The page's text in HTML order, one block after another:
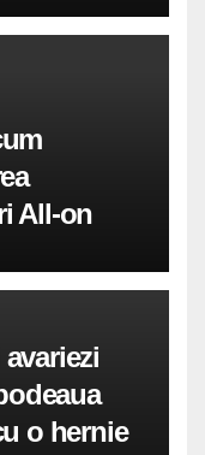
All-on
o hernie